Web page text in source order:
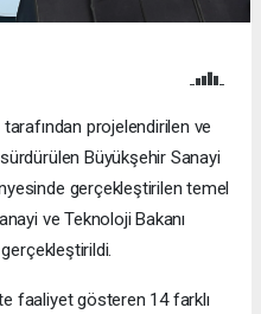
projelendirilen ve
Büyükşehir Sanayi
gerçekleştirilen temel
ve Teknoloji Bakanı
gerçekleştirildi.
faaliyet gösteren 14 farklı